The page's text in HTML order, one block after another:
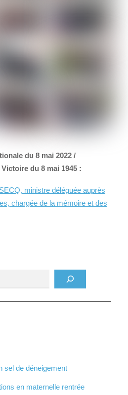
du 8 mai 2022 /
du 8 mai 1945 :
ministre déléguée auprès
chargée de la mémoire et des
sel de déneigement
en maternelle rentrée